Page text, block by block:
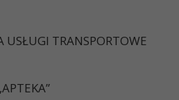
USŁUGI TRANSPORTOWE